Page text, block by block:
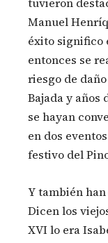
Manuel
éxito significo
entonces se
riesgo de
Bajada y años
se hayan
en dos
festivo del
Y también
Dicen los
XVI lo era